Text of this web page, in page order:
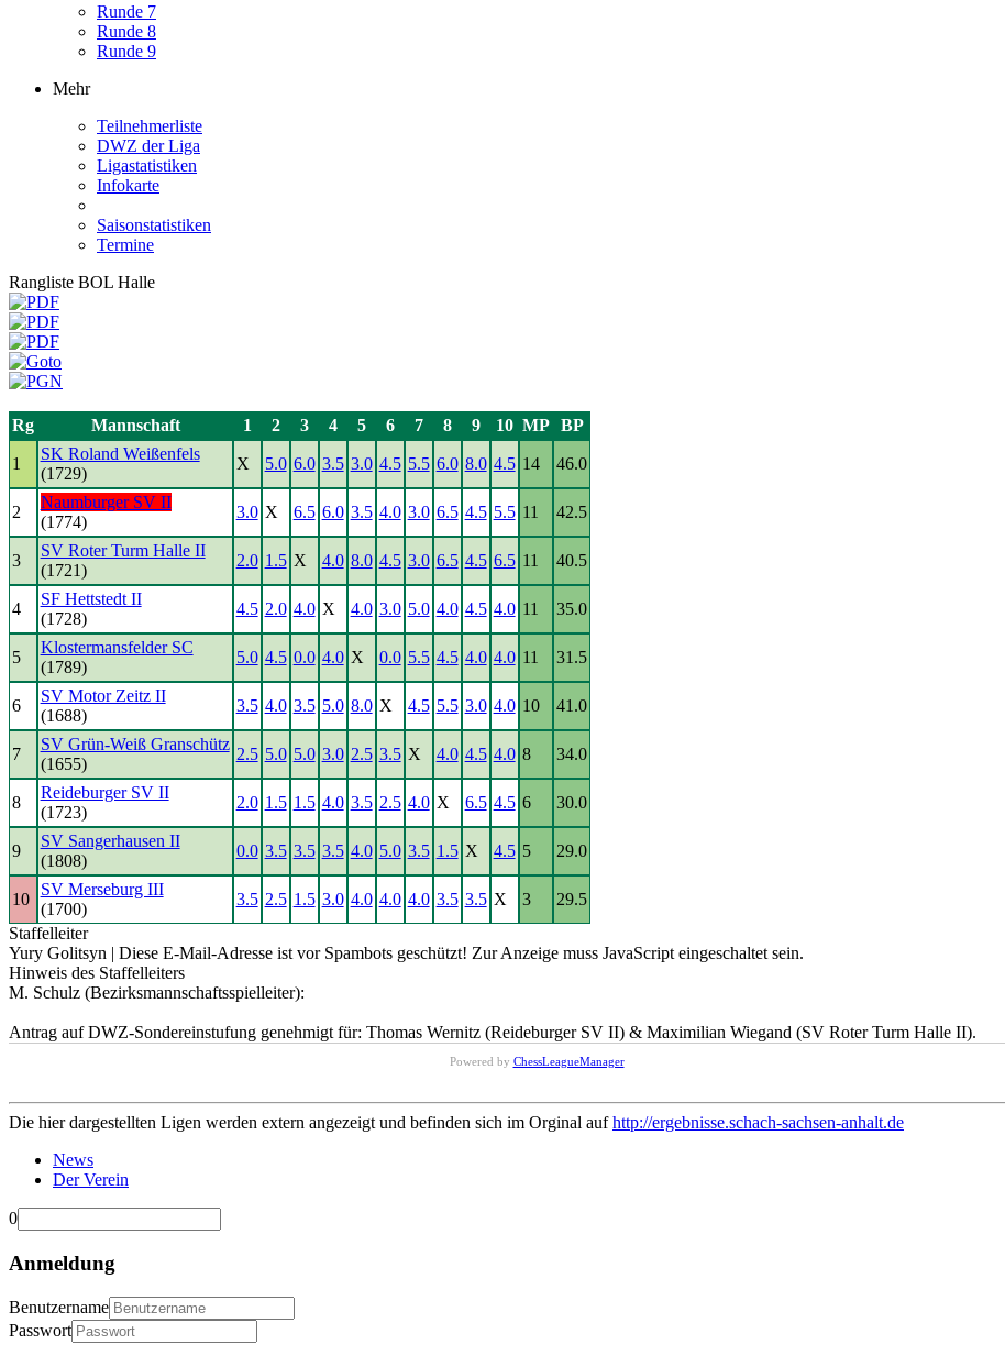
Runde 7
Runde 8
Runde 9
Mehr
Teilnehmerliste
DWZ der Liga
Ligastatistiken
Infokarte
Saisonstatistiken
Termine
Rangliste BOL Halle
Rg Mannschaft 1 2 3 4 5 6 7 8 9 10 MP BP
1
SK Roland Weißenfels
(1729)
X 5.0 6.0 3.5 3.0 4.5 5.5 6.0 8.0 4.5 14 46.0
2
Naumburger SV II
(1774)
3.0 X 6.5 6.0 3.5 4.0 3.0 6.5 4.5 5.5 11 42.5
3
SV Roter Turm Halle II
(1721)
2.0 1.5 X 4.0 8.0 4.5 3.0 6.5 4.5 6.5 11 40.5
4
SF Hettstedt II
(1728)
4.5 2.0 4.0 X 4.0 3.0 5.0 4.0 4.5 4.0 11 35.0
5
Klostermansfelder SC
(1789)
5.0 4.5 0.0 4.0 X 0.0 5.5 4.5 4.0 4.0 11 31.5
6
SV Motor Zeitz II
(1688)
3.5 4.0 3.5 5.0 8.0 X 4.5 5.5 3.0 4.0 10 41.0
7
SV Grün-Weiß Granschütz
(1655)
2.5 5.0 5.0 3.0 2.5 3.5 X 4.0 4.5 4.0 8 34.0
8
Reideburger SV II
(1723)
2.0 1.5 1.5 4.0 3.5 2.5 4.0 X 6.5 4.5 6 30.0
9
SV Sangerhausen II
(1808)
0.0 3.5 3.5 3.5 4.0 5.0 3.5 1.5 X 4.5 5 29.0
10
SV Merseburg III
(1700)
3.5 2.5 1.5 3.0 4.0 4.0 4.0 3.5 3.5 X 3
29.5
Staffelleiter
Yury Golitsyn | Diese E-Mail-Adresse ist vor Spambots geschützt! Zur Anzeige muss JavaScript eingeschaltet sein.
Hinweis des Staffelleiters
M. Schulz (Bezirksmannschaftsspielleiter):
Antrag auf DWZ-Sondereinstufung genehmigt für: Thomas Wernitz (Reideburger SV II) & Maximilian Wiegand (SV Roter Turm Halle II).
Powered by ChessLeagueManager
Die hier dargestellten Ligen werden extern angezeigt und befinden sich im Orginal aufhttp://ergebnisse.schach-sachsen-anhalt.de
News
Der Verein
0
Anmeldung
Benutzername
Passwort